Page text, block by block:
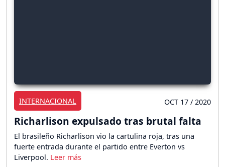
INTERNACIONAL OCT 17 / 2020
Richarlison expulsado tras brutal falta
El brasileño Richarlison vio la cartulina roja, tras una
fuerte entrada durante el partido entre Everton vs
Liverpool.